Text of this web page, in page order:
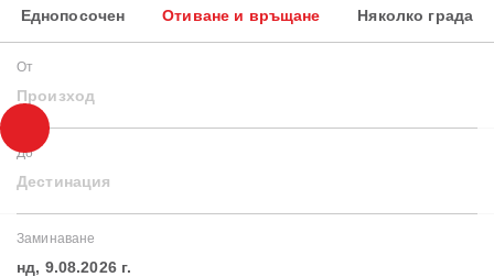
Еднопосочен Отиване и връщане Няколко града
От
Произход
До
Дестинация
Заминаване
нд, 9.08.2026 г.